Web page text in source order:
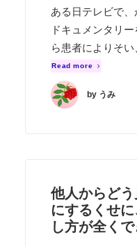
ある日テレビで
ドキュメンタリ
ら患者によりそ
Read more
by うみ
他人からど
にするくせ
し方が全く